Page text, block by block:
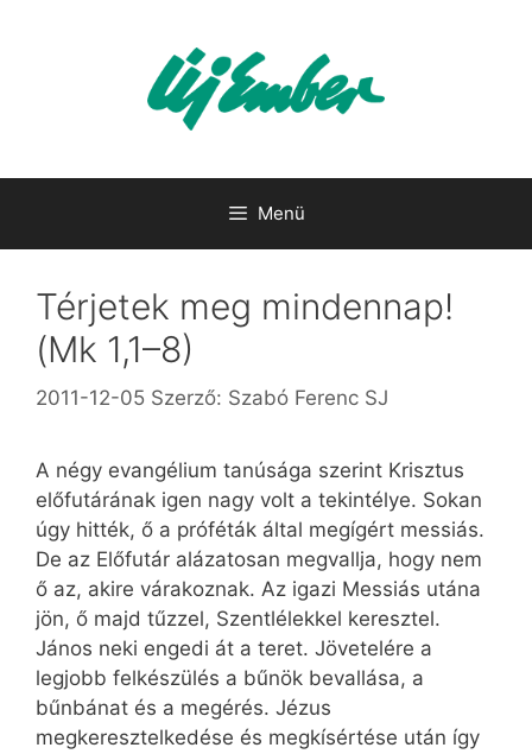
Menü
Térjetek meg mindennap!
(Mk 1,1–8)
2011-12-05 Szerző: Szabó Ferenc SJ
A négy evangélium tanúsága szerint Krisztus
előfutárának igen nagy volt a tekintélye. Sokan
úgy hitték, ő a próféták által megígért messiás.
De az Előfutár alázatosan megvallja, hogy nem
ő az, akire várakoznak. Az igazi Messiás utána
jön, ő majd tűzzel, Szentlélekkel keresztel.
János neki engedi át a teret. Jövetelére a
legjobb felkészülés a bűnök bevallása, a
bűnbánat és a megérés. Jézus
megkeresztelkedése és megkísértése után így